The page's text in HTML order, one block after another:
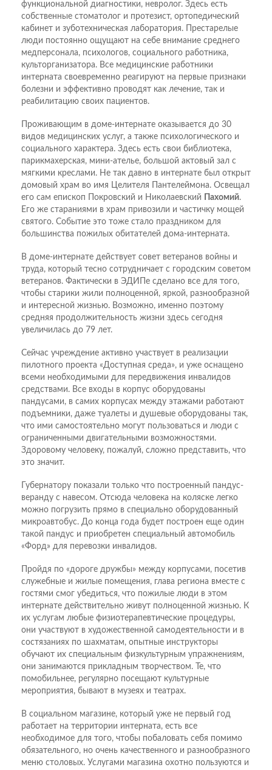
функциональной диагностики, невролог. Здесь есть
собственные стоматолог и протезист, ортопедический
кабинет и зуботехническая лаборатория. Престарелые
люди постоянно ощущают на себе внимание среднего
медперсонала, психологов, социального работника,
культорганизатора. Все медицинские работники
интерната своевременно реагируют на первые признаки
болезни и эффективно проводят как лечение, так и
реабилитацию своих пациентов.
Проживающим в доме-интернате оказывается до 30
видов медицинских услуг, а также психологического и
социального характера. Здесь есть свои библиотека,
парикмахерская, мини-ателье, большой актовый зал с
мягкими креслами. Не так давно в интернате был открыт
домовый храм во имя Целителя Пантелеймона. Освещал
его сам епископ Покровский и Николаевский
Пахомий.
Его же стараниями в храм привозили и частичку мощей
святого. Событие это тоже стало праздником для
большинства пожилых обитателей дома-интерната.
В доме-интернате действует совет ветеранов войны и
труда, который тесно сотрудничает с городским советом
ветеранов. Фактически в ЭДИПе сделано все для того,
чтобы старики жили полноценной, яркой, разнообразной
и интересной жизнью. Возможно, именно поэтому
средняя продолжительность жизни здесь сегодня
увеличилась до 79 лет.
Сейчас учреждение активно участвует в реализации
пилотного проекта «Доступная среда», и уже оснащено
всеми необходимыми для передвижения инвалидов
средствами. Все входы в корпус оборудованы
пандусами, в самих корпусах между этажами работают
подъемники, даже туалеты и душевые оборудованы так,
что ими самостоятельно могут пользоваться и люди с
ограниченными двигательными возможностями.
Здоровому человеку, пожалуй, сложно представить, что
это значит.
Губернатору показали только что построенный пандус-
веранду с навесом. Отсюда человека на коляске легко
можно погрузить прямо в специально оборудованный
микроавтобус. До конца года будет построен еще один
такой пандус и приобретен специальный автомобиль
«Форд» для перевозки инвалидов.
Пройдя по «дороге дружбы» между корпусами, посетив
служебные и жилые помещения, глава региона вместе с
гостями смог убедиться, что пожилые люди в этом
интернате действительно живут полноценной жизнью. К
их услугам любые физиотерапевтические процедуры,
они участвуют в художественной самодеятельности и в
состязаниях по шахматам, опытные инструкторы
обучают их специальным физкультурным упражнениям,
они занимаются прикладным творчеством. Те, что
помобильнее, регулярно посещают культурные
мероприятия, бывают в музеях и театрах.
В социальном магазине, который уже не первый год
работает на территории интерната, есть все
необходимое для того, чтобы побаловать себя помимо
обязательного, но очень качественного и разнообразного
меню столовых. Услугами магазина охотно пользуются и